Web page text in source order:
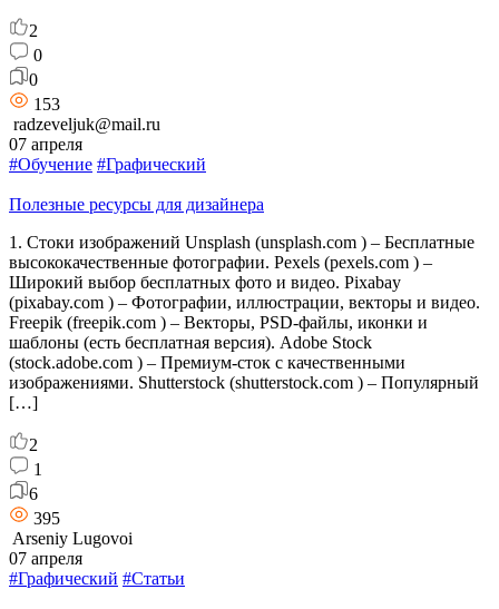
2
0
0
153
radzeveljuk@mail.ru
07 апреля
#Обучение #Графический
Полезные ресурсы для дизайнера
1. Стоки изображений Unsplash (unsplash.com ) – Бесплатные
высококачественные фотографии. Pexels (pexels.com ) –
Широкий выбор бесплатных фото и видео. Pixabay
(pixabay.com ) – Фотографии, иллюстрации, векторы и видео.
Freepik (freepik.com ) – Векторы, PSD-файлы, иконки и
шаблоны (есть бесплатная версия). Adobe Stock
(stock.adobe.com ) – Премиум-сток с качественными
изображениями. Shutterstock (shutterstock.com ) – Популярный
[…]
2
1
6
395
Arseniy Lugovoi
07 апреля
#Графический #Статьи